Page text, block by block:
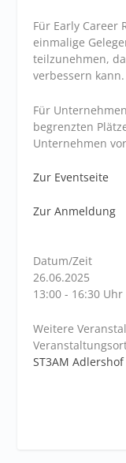
Für Early Career
einmalige
teilzunehmen,
verbessern kann.
Für
begrenzten
Unternehmen
Zur Eventseite
Zur Anmeldung
Datum/Zeit
26.06.2025
13:00 - 16:30 Uhr
Weitere
ST3AM Adlershof